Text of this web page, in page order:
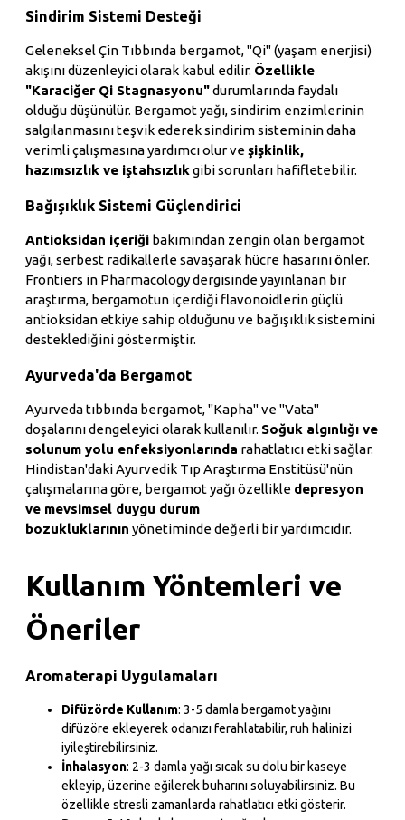
Sindirim Sistemi Desteği
Geleneksel Çin Tıbbında bergamot, "Qi" (yaşam enerjisi)
akışını düzenleyici olarak kabul edilir. Özellikle
"Karaciğer Qi Stagnasyonu"durumlarında faydalı
olduğu düşünülür. Bergamot yağı, sindirim enzimlerinin
salgılanmasını teşvik ederek sindirim sisteminin daha
verimli çalışmasına yardımcı olur veşişkinlik,
hazımsızlık ve iştahsızlıkgibi sorunları hafifletebilir.
Bağışıklık Sistemi Güçlendirici
Antioksidan içeriği bakımından zengin olan bergamot
yağı, serbest radikallerle savaşarak hücre hasarını önler.
Frontiers in Pharmacology dergisinde yayınlanan bir
araştırma, bergamotun içerdiği flavonoidlerin güçlü
antioksidan etkiye sahip olduğunu ve bağışıklık sistemini
desteklediğini göstermiştir.
Ayurveda'da Bergamot
Ayurveda tıbbında bergamot, "Kapha" ve "Vata"
doşalarını dengeleyici olarak kullanılır. Soğuk algınlığı ve
solunum yolu enfeksiyonlarında rahatlatıcı etki sağlar.
Hindistan'daki Ayurvedik Tıp Araştırma Enstitüsü'nün
çalışmalarına göre, bergamot yağı özellikle depresyon
ve mevsimsel duygu durum
bozukluklarının yönetiminde değerli bir yardımcıdır.
Kullanım Yöntemleri ve
Öneriler
Aromaterapi Uygulamaları
Difüzörde Kullanım: 3-5 damla bergamot yağını
difüzöre ekleyerek odanızı ferahlatabilir, ruh halinizi
iyileştirebilirsiniz.
İnhalasyon: 2-3 damla yağı sıcak su dolu bir kaseye
ekleyip, üzerine eğilerek buharını soluyabilirsiniz. Bu
özellikle stresli zamanlarda rahatlatıcı etki gösterir.